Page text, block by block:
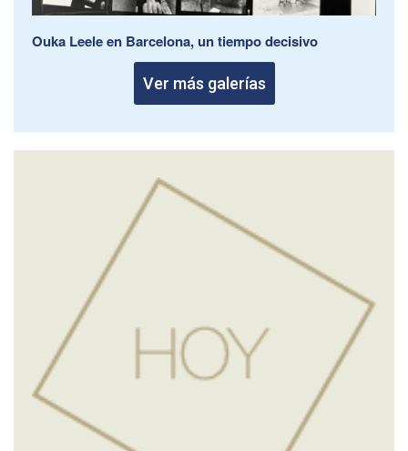
Ouka Leele en Barcelona, un tiempo decisivo
Ver más galerías